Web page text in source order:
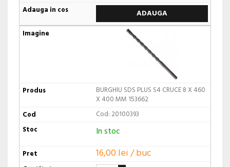
ADAUGA
BURGHIU SDS PLUS S4 CRUCE 8 X 460
X 400 MM 153662
Cod: 20100393
In stoc
16,00 lei / buc